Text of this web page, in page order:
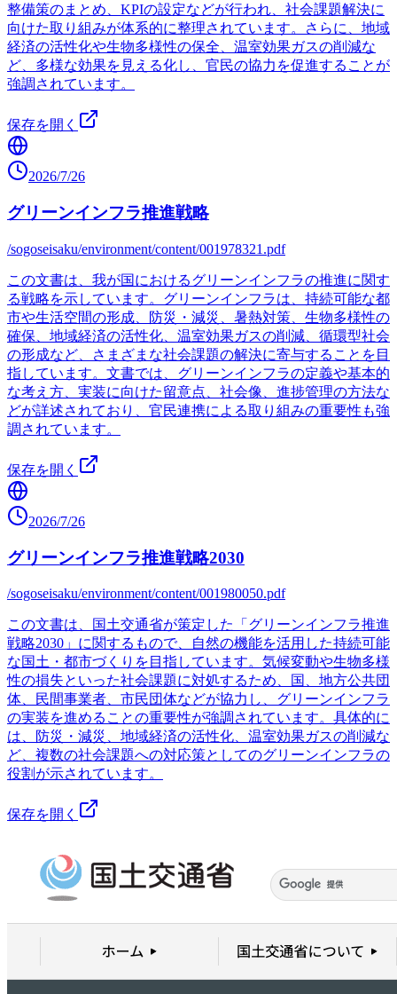
整備策のまとめ、KPIの設定などが行われ、社会課題解決に
向けた取り組みが体系的に整理されています。さらに、地域
経済の活性化や生物多様性の保全、温室効果ガスの削減な
ど、多様な効果を見える化し、官民の協力を促進することが
強調されています。
保存を開く
2026/7/26
グリーンインフラ推進戦略
/sogoseisaku/environment/content/001978321.pdf
この文書は、我が国におけるグリーンインフラの推進に関す
る戦略を示しています。グリーンインフラは、持続可能な都
市や生活空間の形成、防災・減災、暑熱対策、生物多様性の
確保、地域経済の活性化、温室効果ガスの削減、循環型社会
の形成など、さまざまな社会課題の解決に寄与することを目
指しています。文書では、グリーンインフラの定義や基本的
な考え方、実装に向けた留意点、社会像、進捗管理の方法な
どが詳述されており、官民連携による取り組みの重要性も強
調されています。
保存を開く
2026/7/26
グリーンインフラ推進戦略2030
/sogoseisaku/environment/content/001980050.pdf
この文書は、国土交通省が策定した「グリーンインフラ推進
戦略2030」に関するもので、自然の機能を活用した持続可能
な国土・都市づくりを目指しています。気候変動や生物多様
性の損失といった社会課題に対処するため、国、地方公共団
体、民間事業者、市民団体などが協力し、グリーンインフラ
の実装を進めることの重要性が強調されています。具体的に
は、防災・減災、地域経済の活性化、温室効果ガスの削減な
ど、複数の社会課題への対応策としてのグリーンインフラの
役割が示されています。
保存を開く